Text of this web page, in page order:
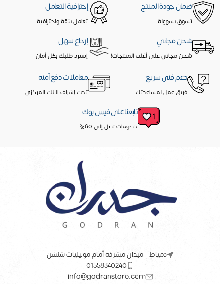
ضمان جودة المنتج
تسوق بسهولة
إحترافية التعامل
تعامل بثقة واحترافية
شحن مجاني
شحن مجاني على أغلب المنتجات!
إرجاع سهل
إسترد طلبك بكل أمان
دعم فنى سريع
فريق عمل لمساعدتك
معاملات دفع آمنه
تحت إشراف البنك المركزي
تابعنا على فيس بوك
خصومات تصل إلى 60%
دمياط - ميدان مشرفه أمام موبيليات شنشن
01558340240
info@godranstore.com